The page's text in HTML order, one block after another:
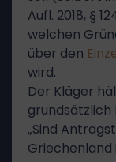
Aufl. 2018, §
welchen
über den
wird.
Der Kläger
grundsätzlich
„Sind